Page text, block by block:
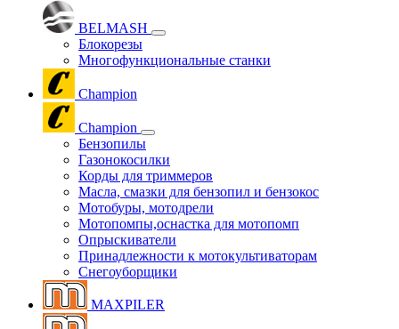
BELMASH
Блокорезы
Многофункциональные станки
Champion
Champion
Бензопилы
Газонокосилки
Корды для триммеров
Масла, смазки для бензопил и бензокос
Мотобуры, мотодрели
Мотопомпы,оснастка для мотопомп
Опрыскиватели
Принадлежности к мотокультиваторам
Снегоуборщики
MAXPILER